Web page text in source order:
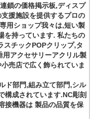
鎖の価格掲示板,ディスプ
援施設を提供するプロの
用ショップ我々は,短い製
を持っています. 私たちの
スチックPOPクリップ,タ
アクセサリーアクリル製
売店で広く飾られていま
ド部門,組み立て部門,シル
構成されています.NC彫刻
接機器は 製品の品質を保